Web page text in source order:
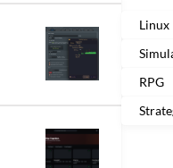
Linux
RPG